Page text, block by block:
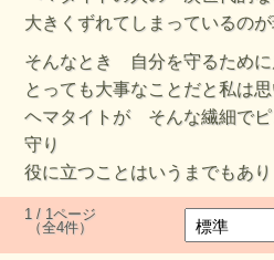
大きくずれてしまっているのが
そんなとき 自分を守るために
とっても大事なことだと私は思
ヘマタイトが そんな繊細でピ
守り
役に立つことはいうまでもあり
1 / 1ページ
（全4件）